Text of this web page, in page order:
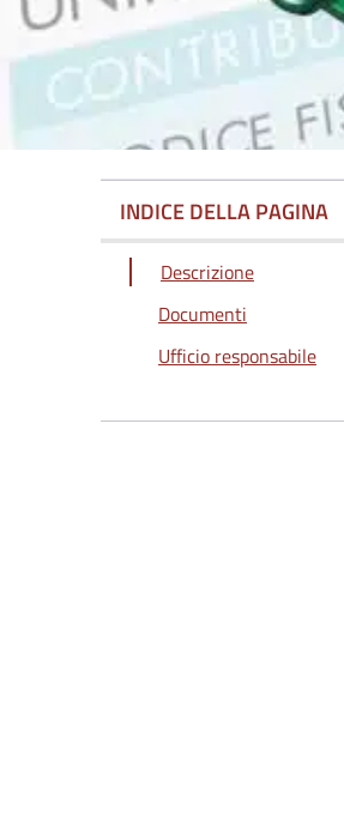
INDICE DELLA PAGINA
Descrizione
Documenti
Ufficio responsabile